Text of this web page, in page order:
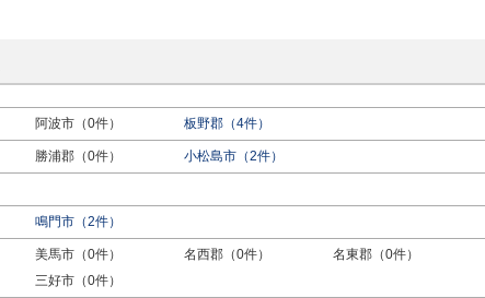
阿波市（0件） 板野郡（4件）
勝浦郡（0件） 小松島市（2件）
鳴門市（2件）
美馬市（0件） 名西郡（0件）
名東郡（0件）
三好市（0件）